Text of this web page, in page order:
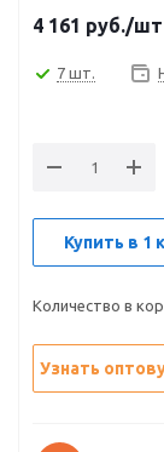
4 161 руб./шт
7 шт.
Купить в 1
Количество в
Узнать